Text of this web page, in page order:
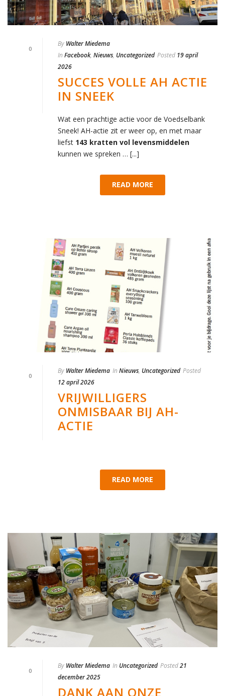
0
By Walter Miedema
In Facebook, Nieuws, Uncategorized Posted 19 april
2026
SUCCES VOLLE AH ACTIE
IN SNEEK
Wat een prachtige actie voor de Voedselbank
Sneek! AH-actie zit er weer op, en met maar
liefst 143 kratten vol levensmiddelen
kunnen we spreken … [...]
READ MORE
0
By Walter Miedema In Nieuws, Uncategorized Posted
12 april 2026
VRIJWILLIGERS
ONMISBAAR BIJ AH-
ACTIE
READ MORE
0
By Walter Miedema In Uncategorized Posted21
december 2025
DANK AAN ONZE